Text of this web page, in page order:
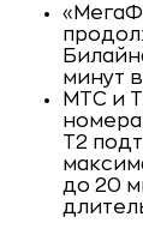
минут
МТС и
номера
Т2
до 20